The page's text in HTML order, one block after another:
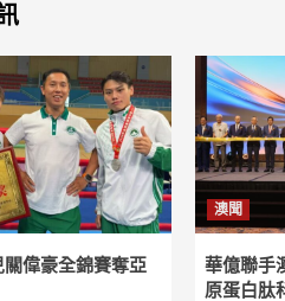
關偉豪全錦賽奪亞
澳聞
華億聯手
原蛋白肽